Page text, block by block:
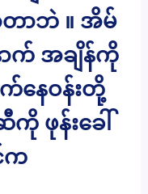
ာဘဲ ။ အိမ်
ာက် အချိန်ကို
က်နေဝန်းတို့
ဖုန်းခေါ်
က